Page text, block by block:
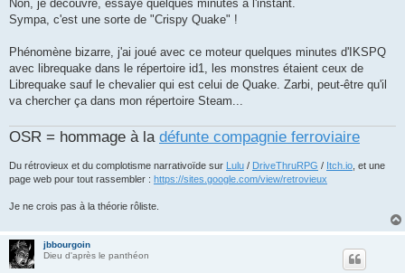
Non, je découvre, essayé quelques minutes à l'instant.
Sympa, c'est une sorte de "Crispy Quake" !
Phénomène bizarre, j'ai joué avec ce moteur quelques minutes d'IKSPQ
avec librequake dans le répertoire id1, les monstres étaient ceux de
Librequake sauf le chevalier qui est celui de Quake. Zarbi, peut-être qu'il
va chercher ça dans mon répertoire Steam...
OSR = hommage à la défunte compagnie ferroviaire
Du rétrovieux et du complotisme narrativoïde sur Lulu / DriveThruRPG / Itch.io , et une
page web pour tout rassembler : https://sites.google.com/view/retrovieux
Je ne crois pas à la théorie rôliste.
jbbourgoin
Dieu d'après le panthéon